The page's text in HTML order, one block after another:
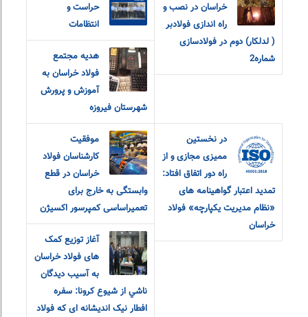
خراسان در نصب و
راه اندازی فولادبر
( لدلکار) دوم در فولادسازی
شماره2
حراست و
انتظامات
هدیه مجتمع
فولاد خراسان به
آموزش و پرورش
شهرستان فیروزه
در نخستین
ممیزی مجازی و از
راه دور اتفاق افتاد:
تمدید اعتبار گواهینامه های
«نظام مدیریت یکپارچه» فولاد
خراسان
موفقیت
کارشناسان فولاد
خراسان در قطع
وابستگی به خارج برای
تعمیراساسی کمپرسور اکسیژن
آغاز توزیع کمک
های فولاد خراسان
به آسيب ديدگان
ناشي از شيوع كرونا: سفره
افطار نیک اندیشانه ای که فولاد